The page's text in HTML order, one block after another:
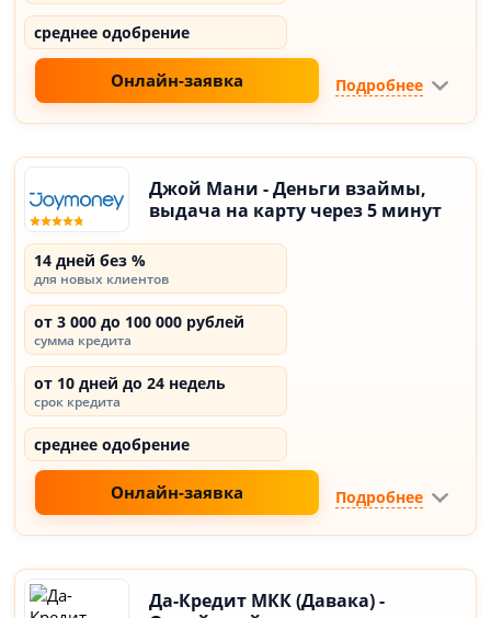
среднее одобрение
Онлайн-заявка Подробнее
Джой Мани - Деньги взаймы,
выдача на карту через 5 минут
14 дней без %
для новых клиентов
от 3 000 до 100 000 рублей
сумма кредита
от 10 дней до 24 недель
срок кредита
среднее одобрение
Онлайн-заявка Подробнее
Да-Кредит МКК (Давака) -